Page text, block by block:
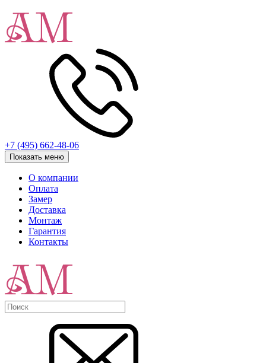
+7 (495) 662-48-06
Показать меню
О компании
Оплата
Замер
Доставка
Монтаж
Гарантия
Контакты